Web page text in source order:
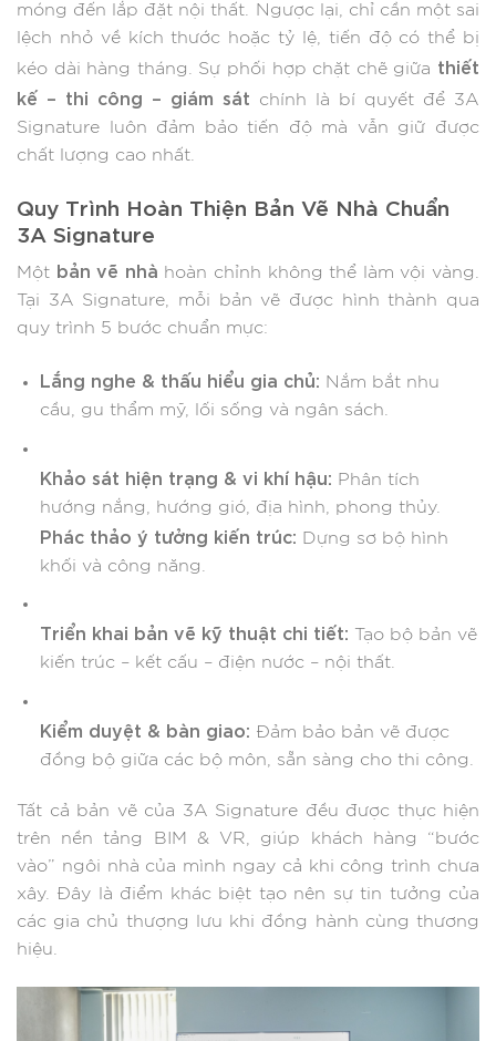
móng đến lắp đặt nội thất. Ngược lại, chỉ cần một sai
lệch nhỏ về kích thước hoặc tỷ lệ, tiến độ có thể bị
kéo dài hàng tháng. Sự phối hợp chặt chẽ giữa thiết
kế – thi công – giám sát chính là bí quyết để 3A
Signature luôn đảm bảo tiến độ mà vẫn giữ được
chất lượng cao nhất.
Quy Trình Hoàn Thiện Bản Vẽ Nhà Chuẩn
3A Signature
Một bản vẽ nhà hoàn chỉnh không thể làm vội vàng.
Tại 3A Signature, mỗi bản vẽ được hình thành qua
quy trình 5 bước chuẩn mực:
Lắng nghe & thấu hiểu gia chủ: Nắm bắt nhu
cầu, gu thẩm mỹ, lối sống và ngân sách.
Khảo sát hiện trạng & vi khí hậu: Phân tích
hướng nắng, hướng gió, địa hình, phong thủy.
Phác thảo ý tưởng kiến trúc: Dựng sơ bộ hình
khối và công năng.
Triển khai bản vẽ kỹ thuật chi tiết: Tạo bộ bản vẽ
kiến trúc – kết cấu – điện nước – nội thất.
Kiểm duyệt & bàn giao: Đảm bảo bản vẽ được
đồng bộ giữa các bộ môn, sẵn sàng cho thi công.
Tất cả bản vẽ của 3A Signature đều được thực hiện
trên nền tảng BIM & VR, giúp khách hàng “bước
vào” ngôi nhà của mình ngay cả khi công trình chưa
xây. Đây là điểm khác biệt tạo nên sự tin tưởng của
các gia chủ thượng lưu khi đồng hành cùng thương
hiệu.